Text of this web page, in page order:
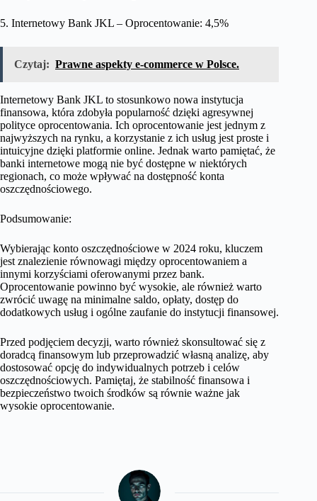
5. Internetowy Bank JKL – Oprocentowanie: 4,5%
Czytaj: Prawne aspekty e-commerce w Polsce.
Internetowy Bank JKL to stosunkowo nowa instytucja
finansowa, która zdobyła popularność dzięki agresywnej
polityce oprocentowania. Ich oprocentowanie jest jednym z
najwyższych na rynku, a korzystanie z ich usług jest proste i
intuicyjne dzięki platformie online. Jednak warto pamiętać, że
banki internetowe mogą nie być dostępne w niektórych
regionach, co może wpływać na dostępność konta
oszczędnościowego.
Podsumowanie:
Wybierając konto oszczędnościowe w 2024 roku, kluczem
jest znalezienie równowagi między oprocentowaniem a
innymi korzyściami oferowanymi przez bank.
Oprocentowanie powinno być wysokie, ale również warto
zwrócić uwagę na minimalne saldo, opłaty, dostęp do
dodatkowych usług i ogólne zaufanie do instytucji finansowej.
Przed podjęciem decyzji, warto również skonsultować się z
doradcą finansowym lub przeprowadzić własną analizę, aby
dostosować opcję do indywidualnych potrzeb i celów
oszczędnościowych. Pamiętaj, że stabilność finansowa i
bezpieczeństwo twoich środków są równie ważne jak
wysokie oprocentowanie.